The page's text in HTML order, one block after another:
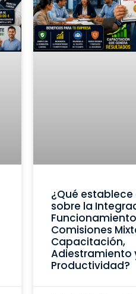
¿Qué establece
sobre la
Comisiones
Capacitación,
Adiestramiento
Productividad?